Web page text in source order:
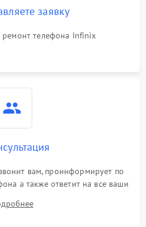
заявку
ремонт телефона Infinix
вам, проинформирует по
а также ответит на все ваши